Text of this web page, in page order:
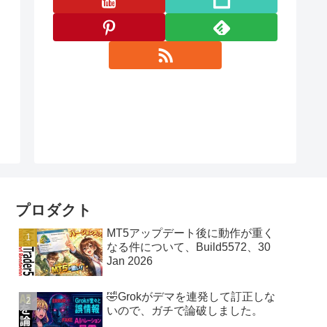
プロダクト
MT5アップデート後に動作が重く
なる件について、Build5572、30
Jan 2026
🤣Grokがデマを連発して訂正しな
いので、ガチで論破しました。